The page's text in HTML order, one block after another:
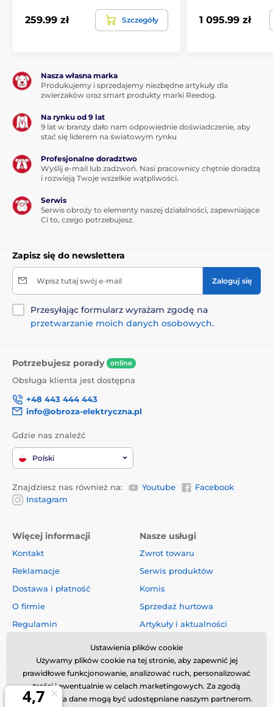
Ekran
jak i w nocy. Ekran wyświetla informacje dotyczące -
typu ostrzeżeń, mocy impulsu, stanu naładowania
baterii.
Długość obroży
Num Axes Canicom 1500 to dobrej jakości,
bardzo solidna obroża wykonana z
plastiku. Jej noszenie nie sprawia
obroży jest regulowana od 20 do 50 cm.
Istnieje
możlwość zamówienia dłuższej obroży - prosimy o
Waga i rozmiar
Nadajnik
ma szerokość 6,2 cm,
długość 13,2 cm, wysokość 3,1 cm,
waży 130 gramów razem z baterią.
produktami Canicom zakupionymi w
kupujesz od nas akcesoria do produktów już
zakupionych poza Unią Europejską, produkty będą
one kompatybilne! Działają na różnych
częstotliwościach
18 poziomów impulsu i funkcja booster
Zasięg 1500 metrów
Minusy
Brak
259.99 zł Szczegóły 1 095.99 zł
Nasza własna marka
Produkujemy i sprzedajemy niezbędne artykuły dla
zwierzaków oraz smart produkty marki Reedog.
Na rynku od 9 lat
9 lat w branży dało nam odpowiednie doświadczenie, aby
stać się liderem na światowym rynku
Profesjonalne doradztwo
Wyślij e-mail lub zadzwoń. Nasi pracownicy chętnie doradzą
i rozwieją Twoje wszelkie wątpliwości.
Serwis
Serwis obroży to elementy naszej działalności, zapewniające
Ci to, czego potrzebujesz.
Zapisz się do newslettera
Wpisz tutaj swój e-mail Zaloguj się
Przesyłając formularz wyrażam zgodę na
przetwarzanie moich danych osobowych.
Potrzebujesz porady online
Obsługa klienta jest dostępna
+48 443 444 443
info@obroza-elektryczna.pl
Gdzie nas znaleźć
Polski
Znajdziesz nas również na: Youtube
Facebook
Instagram
Więcej informacji
Kontakt
Reklamacje
Dostawa i płatność
O firmie
Regulamin
Nasze usługi
Zwrot towaru
Serwis produktów
Komis
Sprzedaż hurtowa
Artykuły i aktualności
Ustawienia plików cookie
Używamy plików cookie na tej stronie, aby zapewnić jej
prawidłowe funkcjonowanie, analizować ruch, personalizować
treści i ewentualnie w celach marketingowych. Za zgodą
użytkownika dane mogą być udostępniane naszym partnerom.